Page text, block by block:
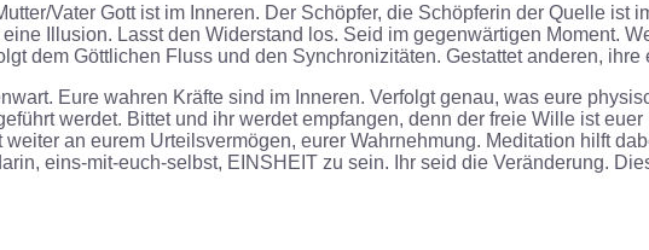
Vater Gott ist im Inneren. Der Schöpfer, die Schöpferin der Quelle ist
Illusion. Lasst den Widerstand los. Seid im gegenwärtigen Moment.
dem Göttlichen Fluss und den Synchronizitäten. Gestattet anderen,
Eure wahren Kräfte sind im Inneren. Verfolgt genau, was eure
werdet. Bittet und ihr werdet empfangen, denn der freie Wille ist
an eurem Urteilsvermögen, eurer Wahrnehmung. Meditation hilft
eins-mit-euch-selbst, EINSHEIT zu sein. Ihr seid die Veränderung.